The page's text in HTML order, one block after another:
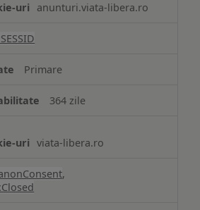
anunturi.viata-libera.ro
Primare
364 zile
viata-libera.ro
,